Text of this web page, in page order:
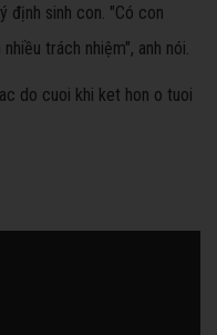
định sinh con. "Có con
trách nhiệm", anh nói.